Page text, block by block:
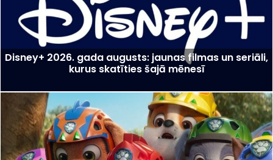
Disney+ 2026. gada augusts: jaunas filmas un seriāli,
kurus skatīties šajā mēnesī